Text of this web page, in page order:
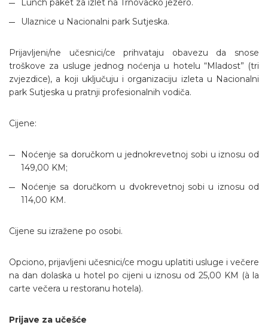
Ulaznice u Nacionalni park Sutjeska.
Prijavljeni/ne učesnici/ce prihvataju obavezu da snose
troškove za usluge jednog noćenja u hotelu “Mladost” (tri
zvjezdice), a koji uključuju i organizaciju izleta u Nacionalni
park Sutjeska u pratnji profesionalnih vodiča.
Cijene:
Noćenje sa doručkom u jednokrevetnoj sobi u iznosu od
149,00 KM;
Noćenje sa doručkom u dvokrevetnoj sobi u iznosu od
114,00 KM.
Cijene su izražene po osobi.
Opciono, prijavljeni učesnici/ce mogu uplatiti usluge i večere
na dan dolaska u hotel po cijeni u iznosu od 25,00 KM (à la
carte večera u restoranu hotela).
Prijave za učešće